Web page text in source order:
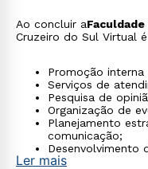
Ao concluir a
Cruzeiro do Sul Virtual
Promoção interna
Serviços de
Pesquisa de
Organização de
Planejamento
comunicação;
Desenvolvimento
Relações
Ler mais